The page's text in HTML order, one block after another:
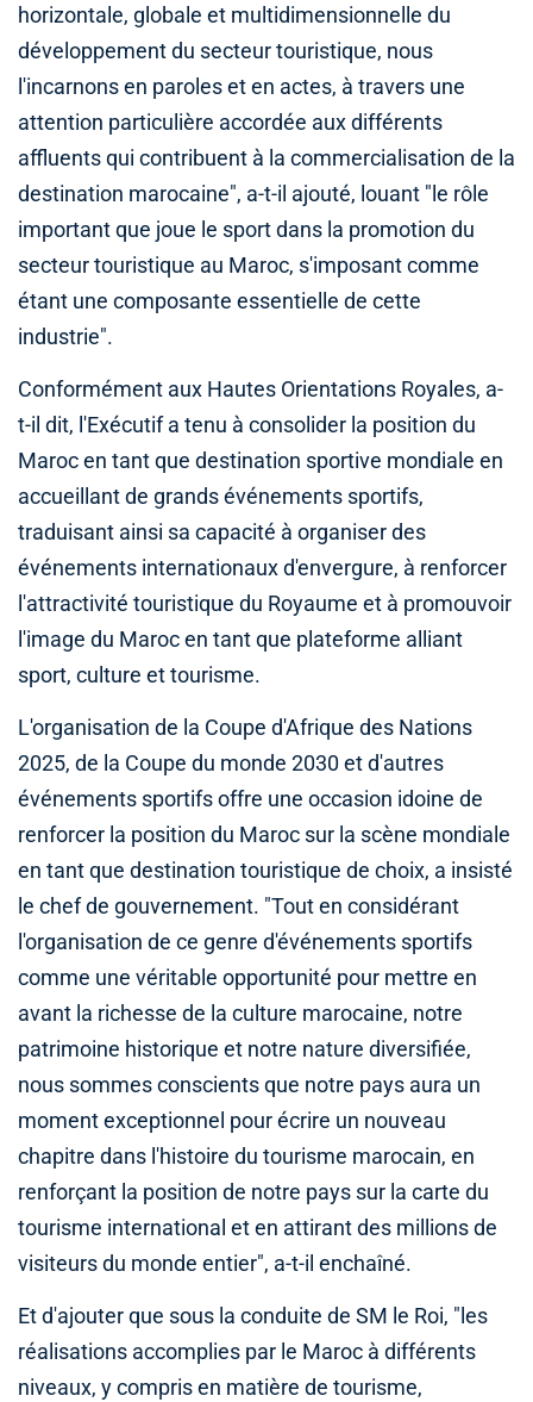
horizontale, globale et multidimensionnelle du
développement du secteur touristique, nous
l'incarnons en paroles et en actes, à travers une
attention particulière accordée aux différents
affluents qui contribuent à la commercialisation de la
destination marocaine", a-t-il ajouté, louant "le rôle
important que joue le sport dans la promotion du
secteur touristique au Maroc, s'imposant comme
étant une composante essentielle de cette
industrie".
Conformément aux Hautes Orientations Royales, a-
t-il dit, l'Exécutif a tenu à consolider la position du
Maroc en tant que destination sportive mondiale en
accueillant de grands événements sportifs,
traduisant ainsi sa capacité à organiser des
événements internationaux d'envergure, à renforcer
l'attractivité touristique du Royaume et à promouvoir
l'image du Maroc en tant que plateforme alliant
sport, culture et tourisme.
L'organisation de la Coupe d'Afrique des Nations
2025, de la Coupe du monde 2030 et d'autres
événements sportifs offre une occasion idoine de
renforcer la position du Maroc sur la scène mondiale
en tant que destination touristique de choix, a insisté
le chef de gouvernement. "Tout en considérant
l'organisation de ce genre d'événements sportifs
comme une véritable opportunité pour mettre en
avant la richesse de la culture marocaine, notre
patrimoine historique et notre nature diversifiée,
nous sommes conscients que notre pays aura un
moment exceptionnel pour écrire un nouveau
chapitre dans l'histoire du tourisme marocain, en
renforçant la position de notre pays sur la carte du
tourisme international et en attirant des millions de
visiteurs du monde entier", a-t-il enchaîné.
Et d'ajouter que sous la conduite de SM le Roi, "les
réalisations accomplies par le Maroc à différents
niveaux, y compris en matière de tourisme,